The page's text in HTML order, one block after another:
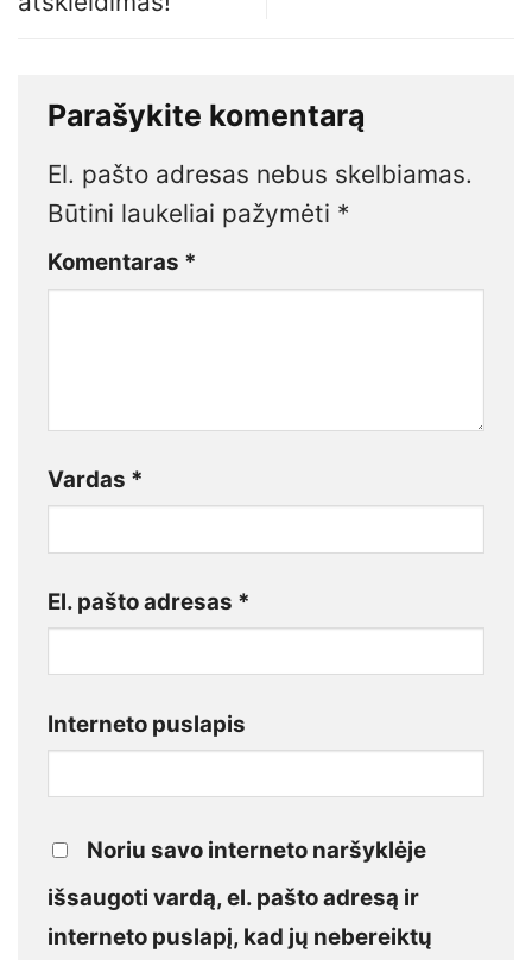
Parašykite komentarą
El. pašto adresas nebus skelbiamas.
Būtini laukeliai pažymėti *
Komentaras *
Vardas *
El. pašto adresas *
Interneto puslapis
Noriu savo interneto naršyklėje
išsaugoti vardą, el. pašto adresą ir
interneto puslapį, kad jų nebereiktų